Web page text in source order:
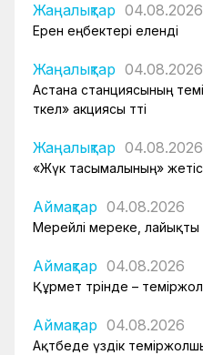
Жаңалықтар 04.08.2026
Ерен еңбектері еленді
Жаңалықтар 04.08.2026
Астана станциясының
өткел» акциясы өтті
Жаңалықтар 04.08.2026
«Жүк тасымалының»
Аймақтар 04.08.2026
Мерейлі мереке, лайықты
Аймақтар 04.08.2026
Құрмет төрінде –
Аймақтар 04.08.2026
Ақтөбеде үздік